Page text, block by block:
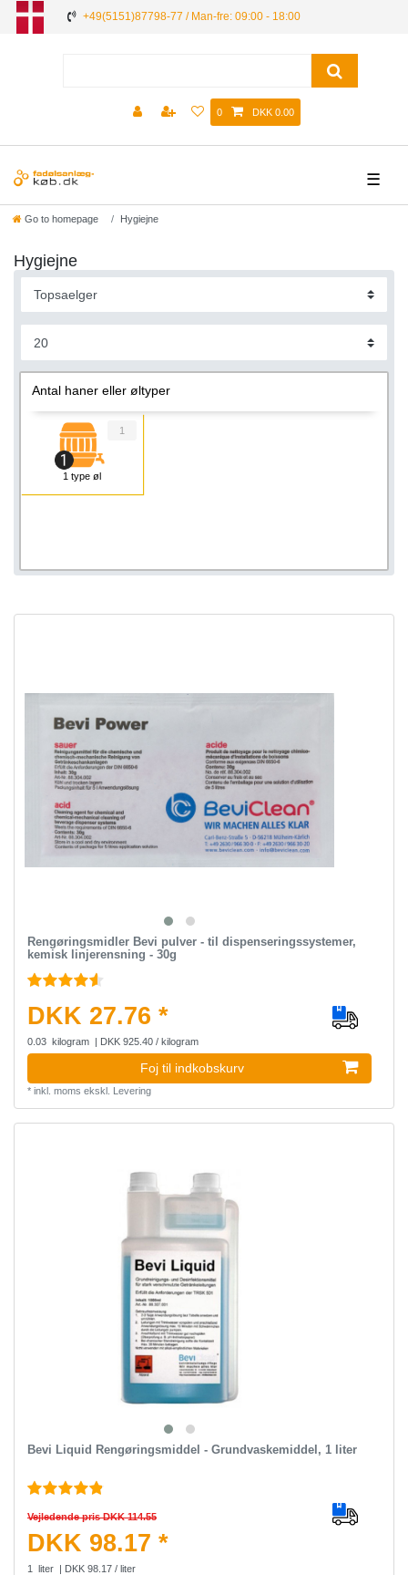
+49(5151)87798-77 / Man-fre: 09:00 - 18:00
0 DKK 0.00
☰
Go to homepage Hygiejne
Hygiejne
Antal haner eller øltyper
1 type øl
1
Rengøringsmidler Bevi pulver - til dispenseringssystemer,
kemisk linjerensning - 30g
DKK 27.76 *
0.03 kilogram | DKK 925.40 / kilogram
Foj til indkobskurv
* inkl. moms ekskl. Levering
Bevi Liquid Rengøringsmiddel - Grundvaskemiddel, 1 liter
Vejledende pris DKK 114.55
DKK 98.17 *
1 liter | DKK 98.17 / liter